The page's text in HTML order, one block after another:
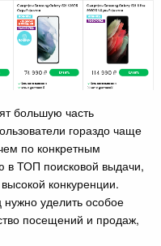
большую часть
гораздо чаще
по конкретным
в ТОП поисковой выдачи,
конкуренции.
нужно уделить особое
посещений и продаж,